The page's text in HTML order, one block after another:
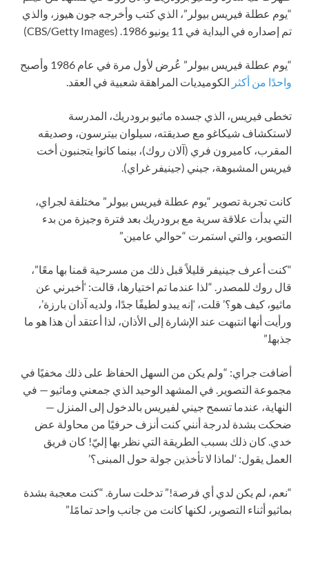
“يوم عطلة فيريس بيولر”، الذي كتب وأخرجه جون هيوز، والذي
تم إصداره في البداية في 11 يونيو 1986.
(CBS/Getty Images)
“يوم عطلة فيريس بيولر” عُرض لأول مرة في عام 1986 وأصبح
واحدًا من أكثر الكوميديات المراهقة شعبية في العقد.
تخطى فيريس، الذي جسده ماثيو برودريك، المدرسة
لاستكشاف شيكاغو مع صديقته، سيلوان بيترسون، وصديقه
المقرب، كاميرون فري (آلان روك)، بينما كانوا يتجنبون أخت
فيريس المشبوهة، جيني (جينيفر غراي).
كانت تجربة تصوير “يوم عطلة فيريس بيولر” مختلفة لجراي،
التي بدأت علاقة سرية مع برودريك بعد فترة وجيزة من بدء
التصوير، والتي استمرت “حوالي عامين.”
“كنت أعرف جينيفر قليلاً قبل ذلك من مسرحية قمنا بها معًا”،
قال روك للمصدر. “لذا عندما تم اختيارها، قالت: ‘أخبرني عن
ماثيو، كيف هو؟’ قلت، ‘إنه يبدو لطيفًا جدًا، ولديه آذان بارزة’،
ورأيت أنها انتبهت عند الإشارة إلى الأذان، لذا أعتقد أن هذا هو ما
جذبها.”
أضافت جراي: “ولم يكن من السهل الحفاظ على ذلك مخفيًا في
مجموعة التصوير. في المشهد الوحيد الذي جمعني وماثيو — في
النهاية، عندما تسمح جيني لفيريس بالدخول إلى المنزل —
ضحكت بشدة لدرجة أنني كنت أنزف حرفيًا من محاولة عض
خدي. كان ذلك بسبب الطريقة التي نظر بها إليّ! كان فريق
العمل يقول: ‘لماذا لا تأخذين جولة حول المبنى؟’
“نعم، لم يكن لدي أي فرصة!” تدخلت سارة. “كنت معجبة بشدة
بماثيو أثناء التصوير، لكنها كانت من جانب واحد تمامًا.”